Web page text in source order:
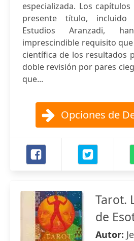
especializada. Los
presente título,
Estudios Aranzadi,
imprescindible requisito
científica de los resultados
doble revisión por pares
que...
Opciones de
Tarot.
de
Autor: